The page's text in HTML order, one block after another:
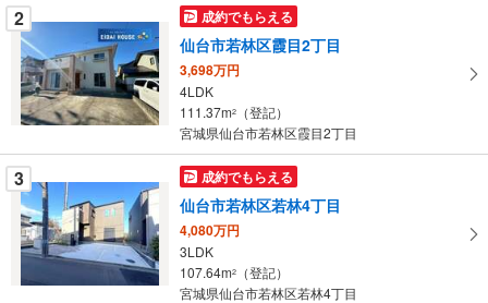
を
マ
イ
ペ
ー
に
保
存
す
る
2 成約でもらえる
仙台市若林区霞目2丁目
3,698万円
4LDK
111.37m2
（登記）
宮城県仙台市若林区霞目2丁目
3 成約でもらえる
仙台市若林区若林4丁目
4,080万円
3LDK
107.64m2
（登記）
宮城県仙台市若林区若林4丁目